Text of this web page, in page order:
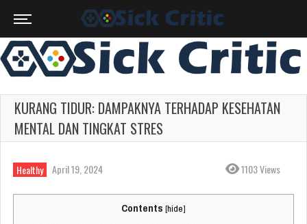
KURANG TIDUR: DAMPAKNYA TERHADAP KESEHATAN
MENTAL DAN TINGKAT STRES
Healthy April 19, 2024 1103 Views
Contents [hide]